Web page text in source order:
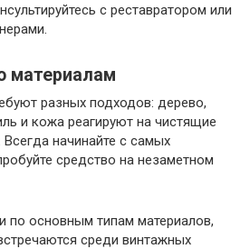
с реставратором или
материалам
разных подходов: дерево,
и кожа реагируют на чистящие
начинайте с самых
средство на незаметном
основным типам материалов,
среди винтажных